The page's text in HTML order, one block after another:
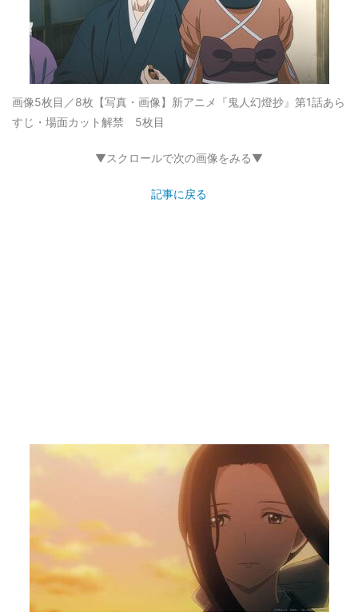
画像5枚目／8枚 【写真・画像】新アニメ『鬼人幻燈抄』第1話あら
すじ・場面カット解禁 5枚目
▼スクロールで次の画像をみる▼
記事に戻る